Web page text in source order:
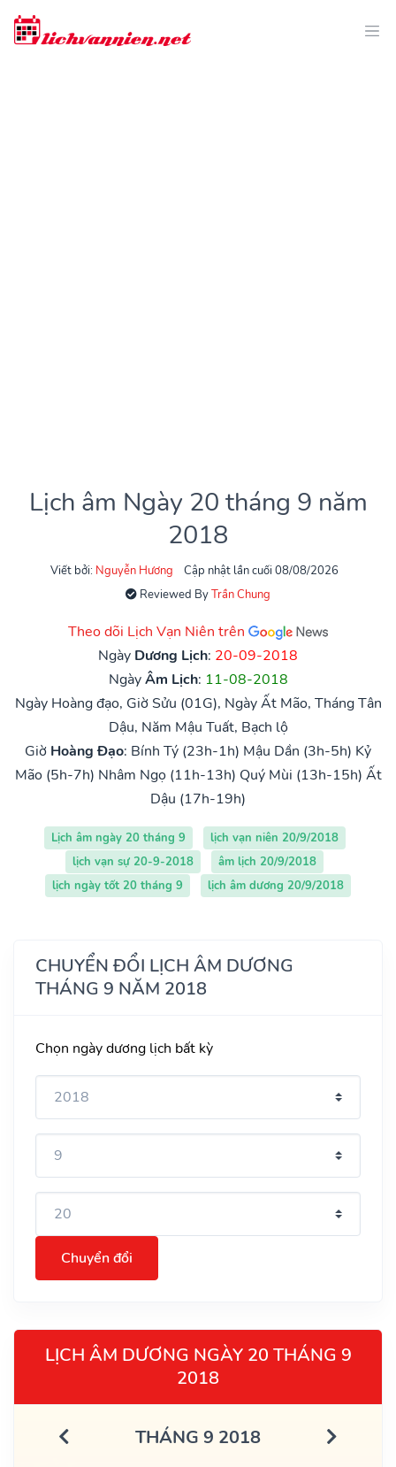
Lịch âm Ngày 20 tháng 9 năm
2018
Viết bởi: Nguyễn Hương
Cập nhật lần cuối 08/08/2026
Reviewed ByTrần Chung
Theo dõi Lịch Vạn Niên trên
Ngày Dương Lịch: 20-09-2018
NgàyÂm Lịch: 11-08-2018
Ngày Hoàng đạo, Giờ Sửu (01G), Ngày Ất Mão, Tháng Tân
Dậu, Năm Mậu Tuất, Bạch lộ
Giờ Hoàng Đạo: Bính Tý (23h-1h) Mậu Dần (3h-5h) Kỷ
Mão (5h-7h) Nhâm Ngọ (11h-13h) Quý Mùi (13h-15h) Ất
Dậu (17h-19h)
Lịch âm ngày 20 tháng 9
lịch vạn niên 20/9/2018
lịch vạn sự 20-9-2018
âm lịch 20/9/2018
lịch ngày tốt 20 tháng 9
lịch âm dương 20/9/2018
CHUYỂN ĐỔI LỊCH ÂM DƯƠNG
THÁNG 9 NĂM 2018
Chọn ngày dương lịch bất kỳ
Chuyển đổi
LỊCH ÂM DƯƠNG NGÀY 20 THÁNG 9
2018
THÁNG 9 2018